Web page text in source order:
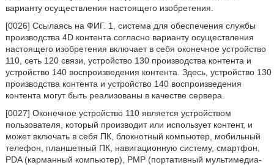
варианту осуществления настоящего изобретения.
[0026] Ссылаясь на ФИГ. 1, система для обеспечения службы
производства 4D контента согласно варианту осуществления
настоящего изобретения включает в себя оконечное устройство
110, сеть 120 связи, устройство 130 производства контента и
устройство 140 воспроизведения контента. Здесь, устройство 130
производства контента и устройство 140 воспроизведения
контента могут быть реализованы в качестве сервера.
[0027] Оконечное устройство 110 является устройством
пользователя, который производит или использует контент, и
может включать в себя ПК, блокнотный компьютер, мобильный
телефон, планшетный ПК, навигационную систему, смартфон,
PDA (карманный компьютер), PMP (портативный мультимедиа-